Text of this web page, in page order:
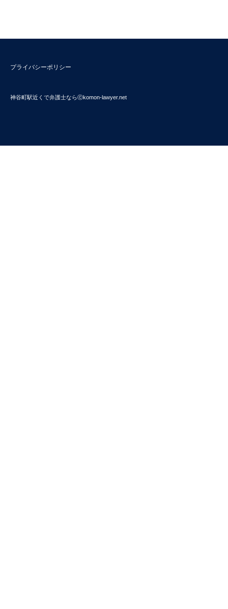
神谷町駅近くで弁護士ならⓒkomon-lawyer.net
プライバシーポリシー